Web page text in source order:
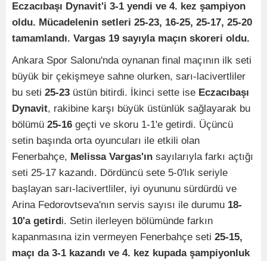
Eczacıbaşı Dynavit'i 3-1 yendi ve 4. kez şampiyon
oldu. Mücadelenin setleri 25-23, 16-25, 25-17, 25-20
tamamlandı. Vargas 19 sayıyla maçın skoreri oldu.
Ankara Spor Salonu'nda oynanan final maçının ilk seti
büyük bir çekişmeye sahne olurken, sarı-lacivertliler
bu seti 25-23 üstün bitirdi. İkinci sette ise Eczacıbaşı
Dynavit, rakibine karşı büyük üstünlük sağlayarak bu
bölümü 25-16 geçti ve skoru 1-1'e getirdi. Üçüncü
setin başında orta oyuncuları ile etkili olan
Fenerbahçe, Melissa Vargas'ın sayılarıyla farkı açtığı
seti 25-17 kazandı. Dördüncü sete 5-0'lık seriyle
başlayan sarı-lacivertliler, iyi oyununu sürdürdü ve
Arina Fedorovtseva'nın servis sayısı ile durumu 18-
10'a getirdi. Setin ilerleyen bölümünde farkın
kapanmasına izin vermeyen Fenerbahçe seti 25-15,
maçı da 3-1 kazandı ve 4. kez kupada şampiyonluk